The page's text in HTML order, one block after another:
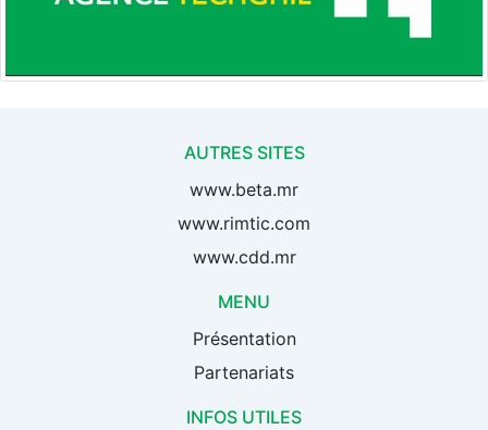
AUTRES SITES
www.beta.mr
www.rimtic.com
www.cdd.mr
MENU
Présentation
Partenariats
INFOS UTILES